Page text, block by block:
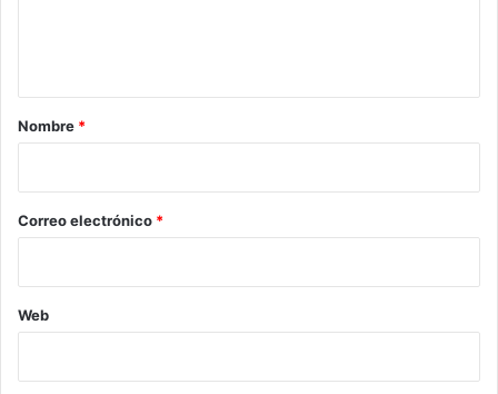
r
*
Nombre *
Correo electrónico *
Web